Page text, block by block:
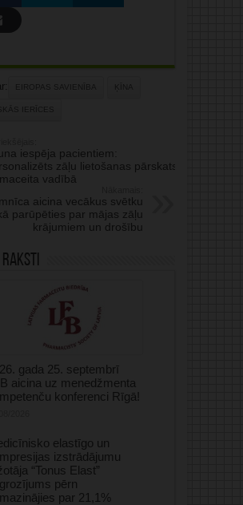
EIROPAS SAVIENĪBA ĶĪNA
IERĪCES
iespēja pacientiem:
zāļu lietošanas pārskats
vadībā
aicina vecākus svētku
parūpēties par mājas zāļu
krājumiem un drošību
raksti
gada 25. septembrī
aicina uz menedžmenta
konferenci Rīgā!
elastīgo un
izstrādājumu
“Tonus Elast”
pērn
par 21,1%